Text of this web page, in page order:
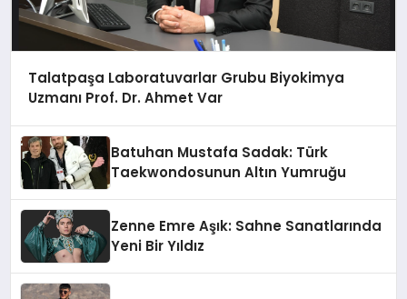
Talatpaşa Laboratuvarlar Grubu Biyokimya
Uzmanı Prof. Dr. Ahmet Var
Batuhan Mustafa Sadak: Türk
Taekwondosunun Altın Yumruğu
Zenne Emre Aşık: Sahne Sanatlarında
Yeni Bir Yıldız